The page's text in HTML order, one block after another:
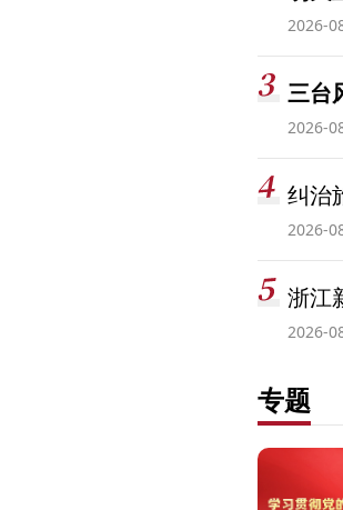
2026-
三台
2026-
纠治
2026-
浙江
2026-
专题